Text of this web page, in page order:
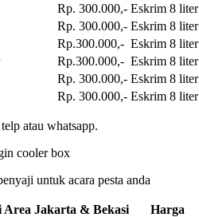
Rp. 300.000,- Eskrim 8 liter
Rp. 300.000,- Eskrim 8 liter
Rp.300.000,- Eskrim 8 liter
Rp.300.000,- Eskrim 8 liter
Rp. 300.000,- Eskrim 8 liter
Rp. 300.000,- Eskrim 8 liter
atau whatsapp.
untuk acara pesta anda
Area Jakarta & Bekasi Harga